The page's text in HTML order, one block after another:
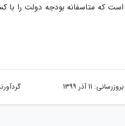
که متاسفانه بودجه دولت را با
بروزرسانی: 11 آذر 1399